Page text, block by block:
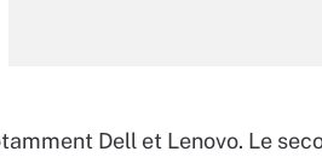
Dell et Lenovo. Le